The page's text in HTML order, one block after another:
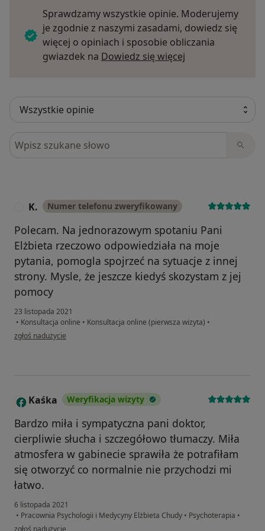
Sprawdzamy wszystkie opinie. Moderujemy
je zgodnie z naszymi zasadami, dowiedz się
więcej o opiniach i sposobie obliczania
gwiazdek na Dowiedz się więcej
Szukaj w opiniach
K. Numer telefonu zweryfikowany
Polecam. Na jednorazowym spotaniu Pani
Elżbieta rzeczowo odpowiedziała na moje
pytania, pomogla spojrzeć na sytuacje z innej
strony. Mysle, że jeszcze kiedyś skozystam z jej
pomocy
23 listopada 2021
• Konsultacja online • Konsultacja online (pierwsza wizyta) •
w opinii użytkownika K.
zgłoś nadużycie
K Kaśka Weryfikacja wizyty
Bardzo miła i sympatyczna pani doktor,
cierpliwie słucha i szczegółowo tłumaczy. Miła
atmosfera w gabinecie sprawiła że potrafiłam
się otworzyć co normalnie nie przychodzi mi
łatwo.
6 listopada 2021
• Pracownia Psychologii i Medycyny Elżbieta Chudy • Psychoterapia •
w opinii użytkownika Kaśka